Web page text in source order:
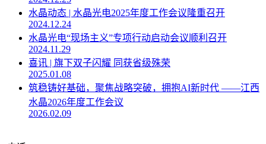
水晶动态 | 水晶光电2025年度工作会议隆重召开
2024.12.24
水晶光电“现场主义”专项行动启动会议顺利召开
2024.11.29
喜讯 | 旗下双子闪耀 同获省级殊荣
2025.01.08
筑稳铸好基础，聚焦战略突破，拥抱AI新时代 ——江西
水晶2026年度工作会议
2026.02.09